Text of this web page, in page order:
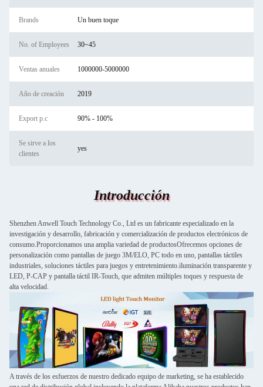
Brands Un buen toque
No. of Employees 30~45
Ventas anuales 1000000-5000000
Año de creación 2019
Export p.c 90% - 100%
Se sirve a los
clientes
yes
Introducción
Shenzhen Anwell Touch Technology Co., Ltd es un fabricante especializado en la
investigación y desarrollo, fabricación y comercialización de productos electrónicos de
consumo.Proporcionamos una amplia variedad de productosOfrecemos opciones de
personalización como pantallas de juego 3M/ELO, PC todo en uno, pantallas táctiles
industriales, soluciones táctiles para juegos y entretenimiento.iluminación transparente y
LED, P-CAP y pantalla táctil IR-Touch, que admiten múltiples toques y respuesta de
alta velocidad.
A través de los esfuerzos de nuestro dedicado equipo de marketing, se ha establecido